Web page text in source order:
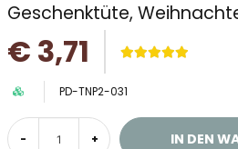
Geschenktüte,
€ 3,71
PD-TNP2-031
- + IN DEN